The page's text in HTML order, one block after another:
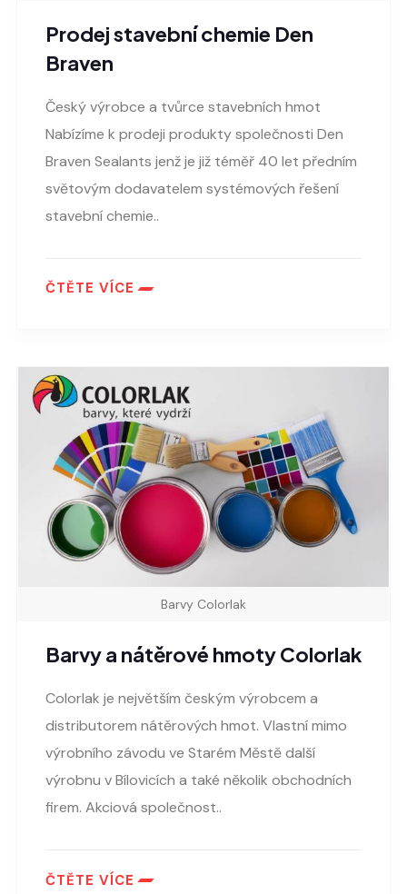
Prodej stavební chemie Den
Braven
Český výrobce a tvůrce stavebních hmot
Nabízíme k prodeji produkty společnosti Den
Braven Sealants jenž je již téměř 40 let předním
světovým dodavatelem systémových řešení
stavební chemie..
ČTĚTE VÍCE
Barvy Colorlak
Barvy a nátěrové hmoty Colorlak
Colorlak je největším českým výrobcem a
distributorem nátěrových hmot. Vlastní mimo
výrobního závodu ve Starém Městě další
výrobnu v Bílovicích a také několik obchodních
firem. Akciová společnost..
ČTĚTE VÍCE